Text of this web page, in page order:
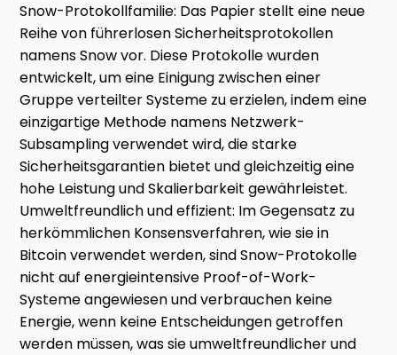
Snow-Protokollfamilie: Das Papier stellt eine neue
Reihe von führerlosen Sicherheitsprotokollen
namens Snow vor. Diese Protokolle wurden
entwickelt, um eine Einigung zwischen einer
Gruppe verteilter Systeme zu erzielen, indem eine
einzigartige Methode namens Netzwerk-
Subsampling verwendet wird, die starke
Sicherheitsgarantien bietet und gleichzeitig eine
hohe Leistung und Skalierbarkeit gewährleistet.
Umweltfreundlich und effizient: Im Gegensatz zu
herkömmlichen Konsensverfahren, wie sie in
Bitcoin verwendet werden, sind Snow-Protokolle
nicht auf energieintensive Proof-of-Work-
Systeme angewiesen und verbrauchen keine
Energie, wenn keine Entscheidungen getroffen
werden müssen, was sie umweltfreundlicher und